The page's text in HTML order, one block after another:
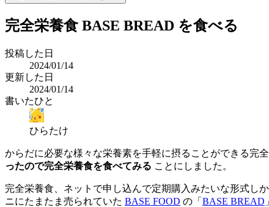
完全栄養食 BASE BREAD を食べる
投稿した日
2024/01/14
更新した日
2024/01/14
書いたひと
ひらたけ
からだに必要な様々な栄養素を手軽に摂ることができる完
ったので完全栄養食を食べてみる ことにしました。
完全栄養食、ネットで申し込んで定期購入みたいな形式し
ニにたまたま売られていた BASE FOOD の「 BASE BREAD